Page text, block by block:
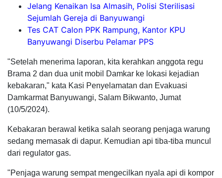
Jelang Kenaikan Isa Almasih, Polisi Sterilisasi
Sejumlah Gereja di Banyuwangi
Tes CAT Calon PPK Rampung, Kantor KPU
Banyuwangi Diserbu Pelamar PPS
"Setelah menerima laporan, kita kerahkan anggota regu
Brama 2 dan dua unit mobil Damkar ke lokasi kejadian
kebakaran," kata Kasi Penyelamatan dan Evakuasi
Damkarmat Banyuwangi, Salam Bikwanto, Jumat
(10/5/2024).
Kebakaran berawal ketika salah seorang penjaga warung
sedang memasak di dapur. Kemudian api tiba-tiba muncul
dari regulator gas.
"Penjaga warung sempat mengecilkan nyala api di kompor